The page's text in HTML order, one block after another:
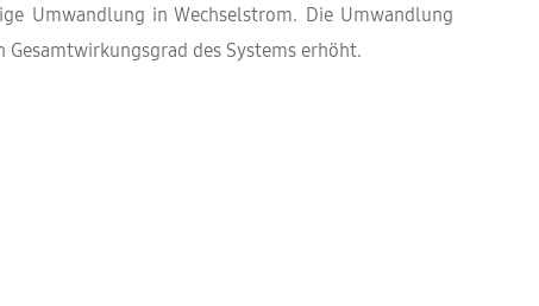
Umwandlung in Wechselstrom. Die Umwandlung
des Systems erhöht.